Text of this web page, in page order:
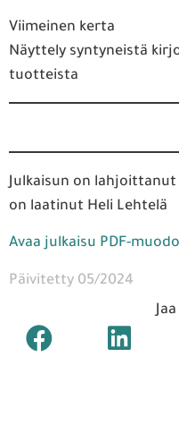
Viimeinen kerta
Näyttely syntyneistä
tuotteista
Julkaisun on
on laatinut Heli Lehtelä
Avaa julkaisu PDF-
Päivitetty 05/2024